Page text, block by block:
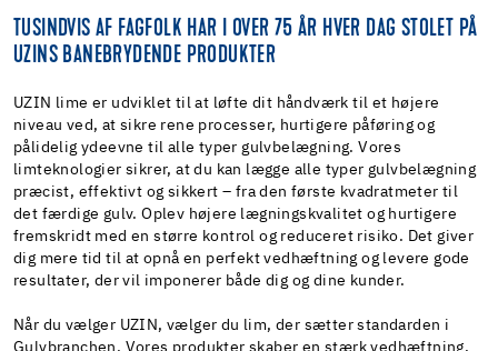
TUSINDVIS AF FAGFOLK HAR I OVER 75 ÅR HVER DAG STOLET PÅ
UZINS BANEBRYDENDE PRODUKTER
UZIN lime er udviklet til at løfte dit håndværk til et højere
niveau ved, at sikre rene processer, hurtigere påføring og
pålidelig ydeevne til alle typer gulvbelægning. Vores
limteknologier sikrer, at du kan lægge alle typer gulvbelægning
præcist, effektivt og sikkert – fra den første kvadratmeter til
det færdige gulv. Oplev højere lægningskvalitet og hurtigere
fremskridt med en større kontrol og reduceret risiko. Det giver
dig mere tid til at opnå en perfekt vedhæftning og levere gode
resultater, der vil imponerer både dig og dine kunder.
Når du vælger UZIN, vælger du lim, der sætter standarden i
Gulvbranchen. Vores produkter skaber en stærk vedhæftning,